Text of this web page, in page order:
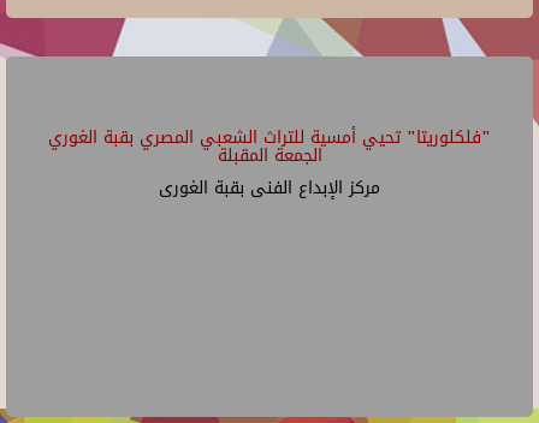
"فلكلوريتا" تحيي أمسية للتراث الشعبي المصري بقبة الغوري
الجمعة المقبلة
مركز الإبداع الفنى بقبة الغورى